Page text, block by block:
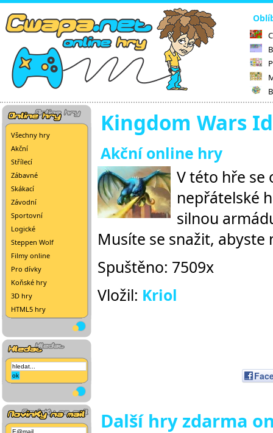
Všechny hry
Akční
Střílecí
Zábavné
Skákací
Závodní
Sportovní
Logické
Steppen Wolf
Filmy online
Pro dívky
Koňské hry
3D hry
HTML5 hry
Kingdom Wars
Akční online hry
V této hře se
nepřátelské
silnou
Musíte se snažit,
Spuštěno: 7509x
Vložil: Kriol
Další hry zdarma